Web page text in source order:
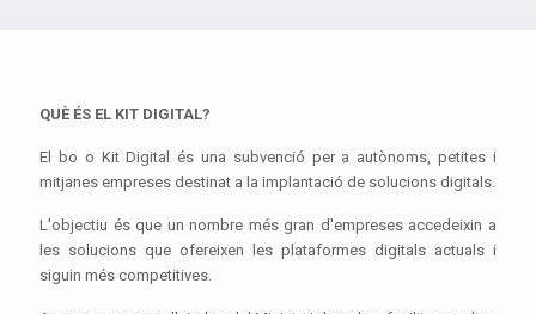
QUÈ ÉS EL KIT DIGITAL?
El bo o Kit Digital és una subvenció per a autònoms, petites i
mitjanes empreses destinat a la implantació de solucions digitals.
L'objectiu és que un nombre més gran d'empreses accedeixin a
les solucions que ofereixen les plataformes digitals actuals i
siguin més competitives.